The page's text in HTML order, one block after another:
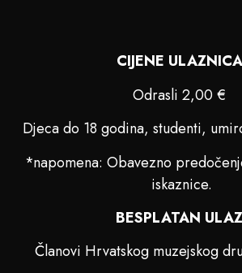
CIJENE
Odrasli 2,00 €
Djeca do 18 godina, studenti,
*napomena: Obavezno
iskaznice.
BESPLATAN
Članovi Hrvatskog muzejskog